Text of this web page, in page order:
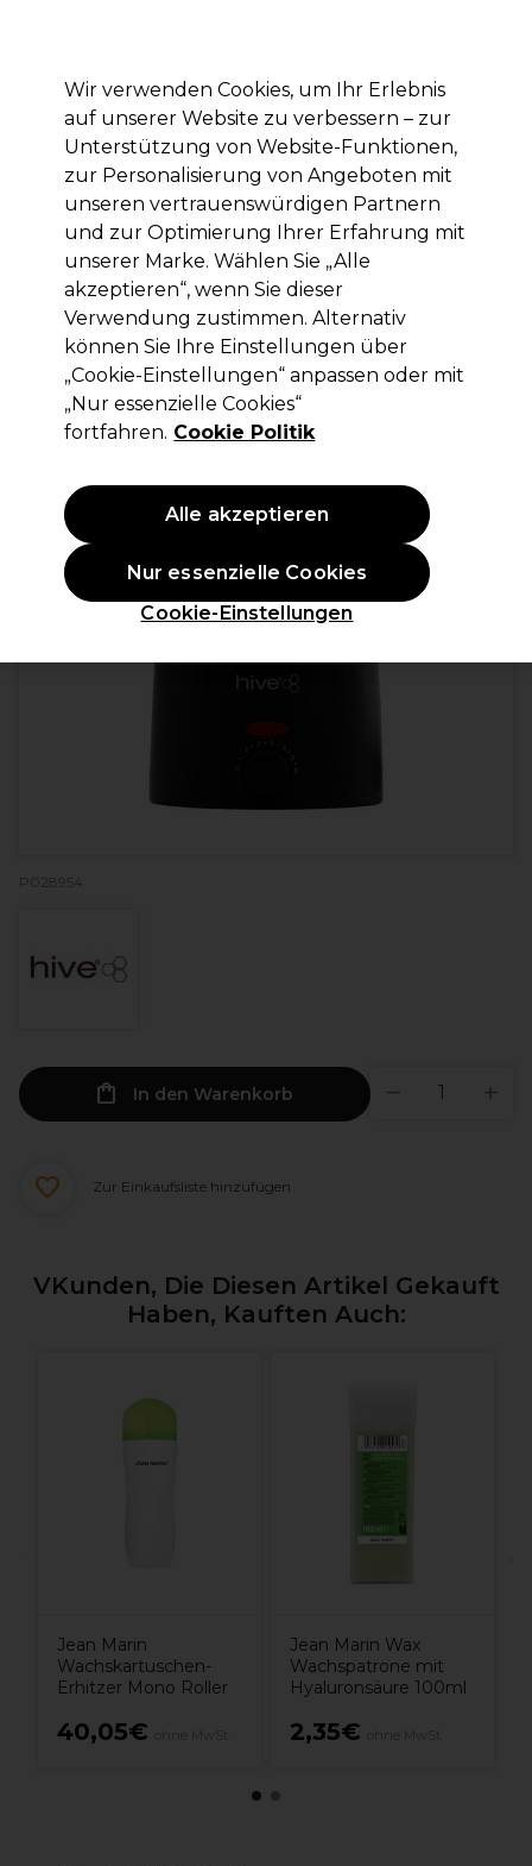
Anmelden
Marken Deals Haare Elektrogeräte Saloneinrichtung
Lieferung und Lieferzeiten
– mehr erfahren
Hive Neos Wax Heater 200ml Black
(0)
30,75 €ohne MwSt.(PROFI-PREIS)
36,59 €inkl. MwSt.)| 15.38 € pro 100ml
P028954
In den Warenkorb
Zur Einkaufsliste hinzufügen
VKunden, Die Diesen Artikel Gekauft
Haben, Kauften Auch:
Jean Marin
Wachskartuschen-
Erhitzer Mono Roller
40,05€
Jean Marin Wax
Wachspatrone mit
Hyaluronsäure 100ml
2,35€
Wir verwenden Cookies, um Ihr Erlebnis
auf unserer Website zu verbessern – zur
Unterstützung von Website-Funktionen,
zur Personalisierung von Angeboten mit
unseren vertrauenswürdigen Partnern
und zur Optimierung Ihrer Erfahrung mit
unserer Marke. Wählen Sie „Alle
akzeptieren“, wenn Sie dieser
Verwendung zustimmen. Alternativ
können Sie Ihre Einstellungen über
„Cookie-Einstellungen“ anpassen oder mit
„Nur essenzielle Cookies“
fortfahren. Cookie Politik
Cookie-Einstellungen
Nur essenzielle Cookies
Alle akzeptieren